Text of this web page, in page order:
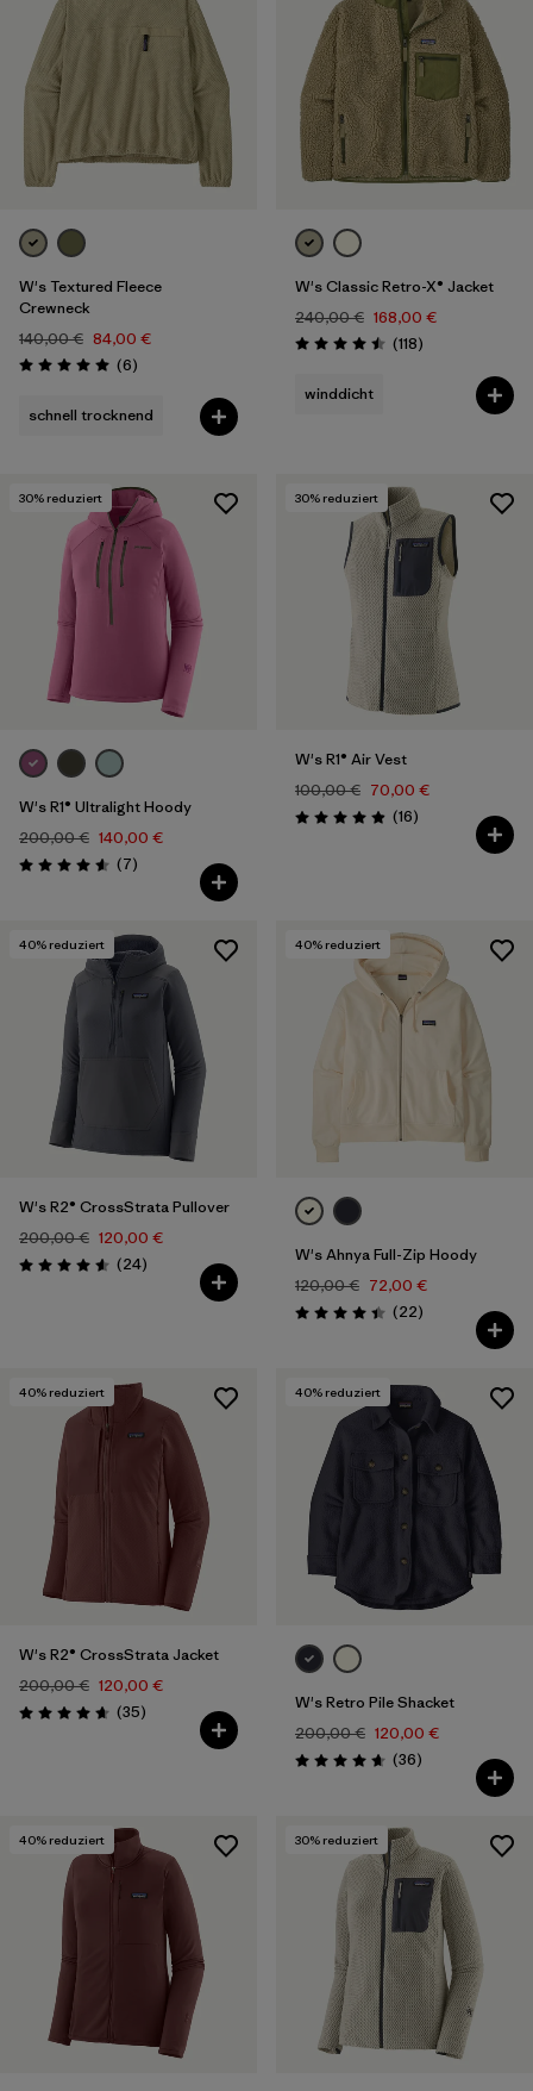
W's Textured Fleece
Crewneck
140,00 € 84,00 €
Bewertung: 5.0 / 5
(6Rezensionen
)
schnell trocknend
W's Classic Retro-X® Jacket
240,00 € 168,00 €
Bewertung: 4.5 / 5
(118Rezensionen
)
winddicht
30% reduziert
W's R1® Ultralight Hoody
200,00 € 140,00 €
Bewertung: 4.6 / 5
(7Rezensionen
)
30% reduziert
W's R1® Air Vest
100,00 € 70,00 €
Bewertung: 4.9 / 5
(16Rezensionen
)
40% reduziert
W's R2® CrossStrata Pullover
200,00 € 120,00 €
Bewertung: 4.6 / 5
(24Rezensionen
)
40% reduziert
W's Ahnya Full-Zip Hoody
120,00 € 72,00 €
Bewertung: 4.4 / 5
(22Rezensionen
)
40% reduziert
W's R2® CrossStrata Jacket
200,00 € 120,00 €
Bewertung: 4.7 / 5
(35Rezensionen
)
40% reduziert
W's Retro Pile Shacket
200,00 € 120,00 €
Bewertung: 4.7 / 5
(36Rezensionen
)
40% reduziert 30% reduziert